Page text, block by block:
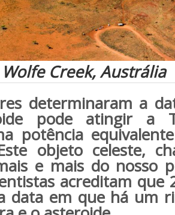
Creek, Austrália
determinaram a
pode atingir a
potência
objeto celeste,
e mais do nosso
acreditam que
data em que há um